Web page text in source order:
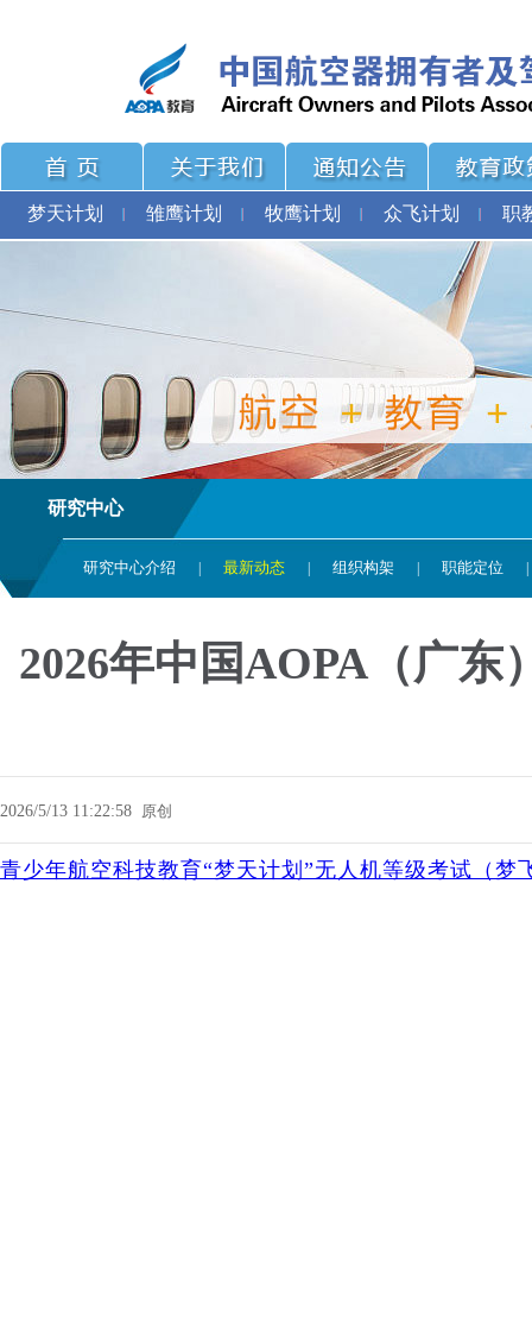
梦天计划 雏鹰计划 牧鹰计划 众飞计划 职
研究中心
研究中心介绍 最新动态 组织构架 职能定位
2026年中国AOPA（广东
2026/5/13 11:22:58 原创
青少年航空科技教育“梦天计划”无人机等级考试（梦